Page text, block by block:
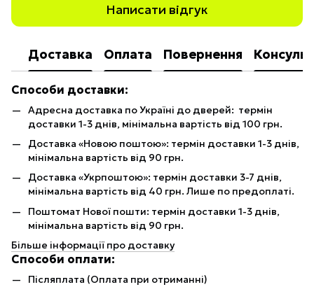
Написати відгук
Доставка Оплата Повернення
Способи доставки:
Адресна доставка по Україні до дверей: термін
доставки 1-3 днів, мінімальна вартість від 100 грн.
Доставка «Новою поштою»: термін доставки 1-3 днів,
мінімальна вартість від 90 грн.
Доставка «Укрпоштою»: термін доставки 3-7 днів,
мінімальна вартість від 40 грн. Лише по предоплаті.
Поштомат Нової пошти: термін доставки 1-3 днів,
мінімальна вартість від 90 грн.
Більше інформації про доставку
Способи оплати:
Післяплата (Оплата при отриманні)